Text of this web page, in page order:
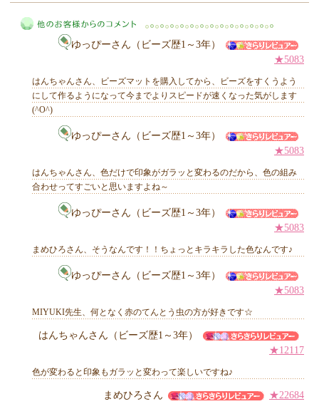
他のお客様からのコメント
ゆっぴーさん（ビーズ歴1～3年）
★5083
はんちゃんさん、ビーズマットを購入してから、ビーズをすくうよう
にして作るようになって今までよりスピードが速くなった気がします
(^O^)
ゆっぴーさん（ビーズ歴1～3年）
★5083
はんちゃんさん、色だけで印象がガラッと変わるのだから、色の組み
合わせってすごいと思いますよね～
ゆっぴーさん（ビーズ歴1～3年）
★5083
まめひろさん、そうなんです！！ちょっとキラキラした色なんです♪
ゆっぴーさん（ビーズ歴1～3年）
★5083
MIYUKI先生、何となく赤のてんとう虫の方が好きです☆
はんちゃんさん（ビーズ歴1～3年）
★12117
色が変わると印象もガラッと変わって楽しいですね♪
まめひろさん ★22684